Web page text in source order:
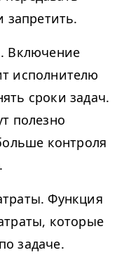
запретить.
Включение
исполнителю
сроки задач.
полезно
контроля
Функция
которые
задаче.